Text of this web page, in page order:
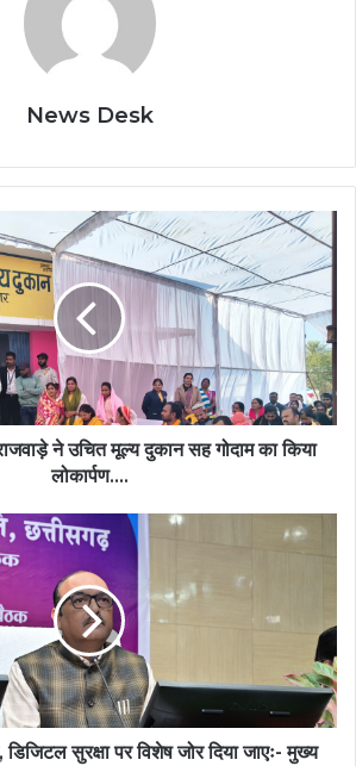
News Desk
राजवाड़े ने उचित मूल्य दुकान सह गोदाम का किया
लोकार्पण….
सुरक्षा पर विशेष जोर दिया जाएः- मुख्य